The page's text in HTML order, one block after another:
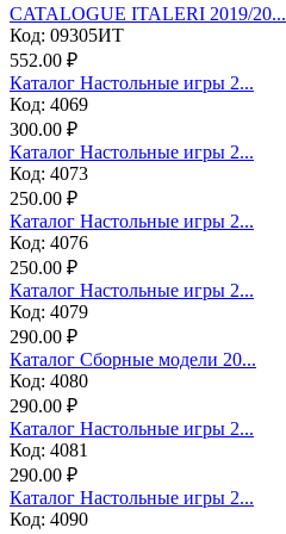
CATALOGUE ITALERI 2019/20...
Код: 09305ИТ
552.00 ₽
Каталог Настольные игры 2...
Код: 4069
300.00 ₽
Каталог Настольные игры 2...
Код: 4073
250.00 ₽
Каталог Настольные игры 2...
Код: 4076
250.00 ₽
Каталог Настольные игры 2...
Код: 4079
290.00 ₽
Каталог Сборные модели 20...
Код: 4080
290.00 ₽
Каталог Настольные игры 2...
Код: 4081
290.00 ₽
Каталог Настольные игры 2...
Код: 4090